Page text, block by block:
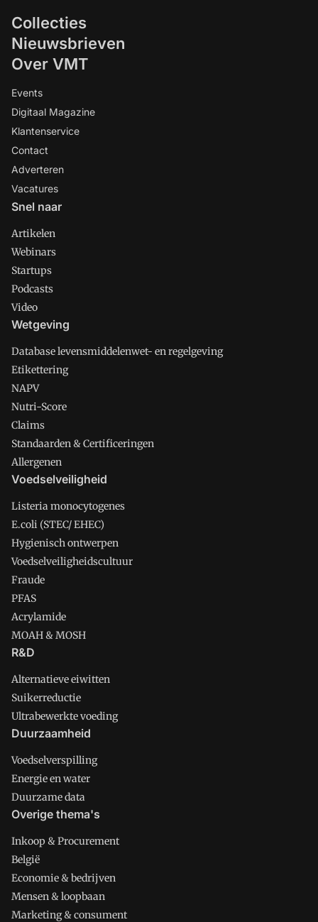
Collecties
Nieuwsbrieven
Over VMT
Events
Digitaal Magazine
Klantenservice
Contact
Adverteren
Vacatures
Snel naar
Artikelen
Webinars
Startups
Podcasts
Video
Wetgeving
Database levensmiddelenwet- en regelgeving
Etikettering
NAPV
Nutri-Score
Claims
Standaarden & Certificeringen
Allergenen
Voedselveiligheid
Listeria monocytogenes
E.coli (STEC/ EHEC)
Hygienisch ontwerpen
Voedselveiligheidscultuur
Fraude
PFAS
Acrylamide
MOAH & MOSH
R&D
Alternatieve eiwitten
Suikerreductie
Ultrabewerkte voeding
Duurzaamheid
Voedselverspilling
Energie en water
Duurzame data
Overige thema's
Inkoop & Procurement
België
Economie & bedrijven
Mensen & loopbaan
Marketing & consument